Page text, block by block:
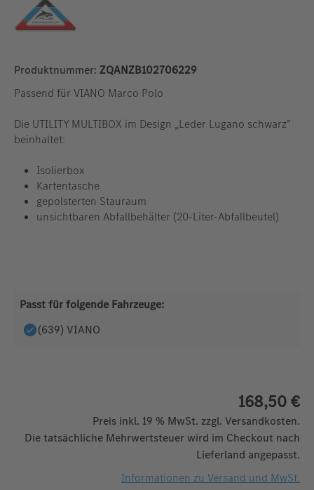
Produktnummer: ZQANZB102706229
Passend für VIANO Marco Polo
Die UTILITY MULTIBOX im Design „Leder Lugano schwarz”
beinhaltet:
Isolierbox
Kartentasche
gepolsterten Stauraum
unsichtbaren Abfallbehälter (20-Liter-Abfallbeutel)
Passt für folgende Fahrzeuge:
(639) VIANO
168,50 €
Preis inkl. 19 % MwSt. zzgl. Versandkosten.
Die tatsächliche Mehrwertsteuer wird im Checkout nach
Lieferland angepasst.
Informationen zu Versand und MwSt.